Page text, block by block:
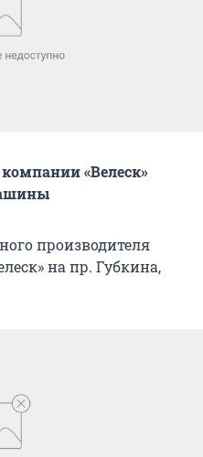
«Велеск»
производителя
на пр. Губкина,